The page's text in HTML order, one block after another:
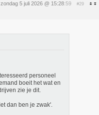
zondag 5 juli 2026 @ 15:28:59 #29
personeel
boeit het wat en
zie je dit.
dan ben je zwak'.